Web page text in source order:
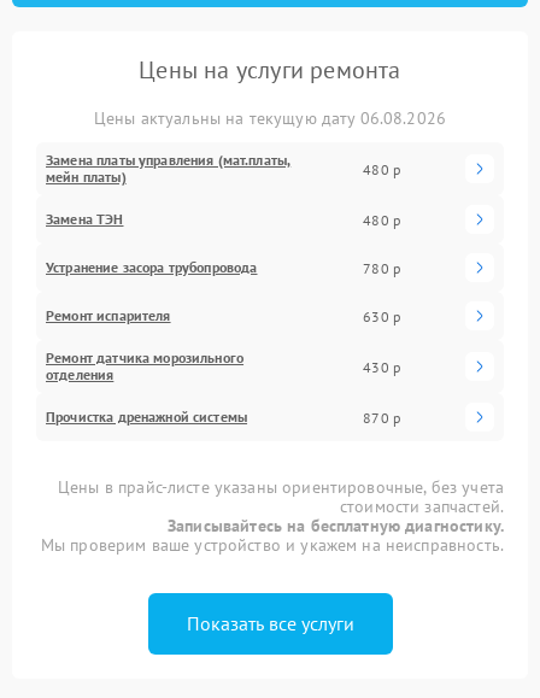
Цены на услуги ремонта
Цены актуальны на текущую дату 06.08.2026
Замена платы управления (мат.платы,
мейн платы)
480 р
Замена ТЭН 480 р
Устранение засора трубопровода 780 р
Ремонт испарителя 630 р
Ремонт датчика морозильного
отделения
430 р
Прочистка дренажной системы 870 р
Цены в прайс-листе указаны ориентировочные, без учета
стоимости запчастей.
Записывайтесь на бесплатную диагностику.
Мы проверим ваше устройство и укажем на неисправность.
Показать все услуги